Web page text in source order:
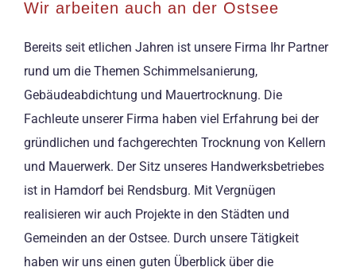
Wir arbeiten auch an der Ostsee
Bereits seit etlichen Jahren ist unsere Firma Ihr Partner
rund um die Themen Schimmelsanierung,
Gebäudeabdichtung und Mauertrocknung. Die
Fachleute unserer Firma haben viel Erfahrung bei der
gründlichen und fachgerechten Trocknung von Kellern
und Mauerwerk. Der Sitz unseres Handwerksbetriebes
ist in Hamdorf bei Rendsburg. Mit Vergnügen
realisieren wir auch Projekte in den Städten und
Gemeinden an der Ostsee. Durch unsere Tätigkeit
haben wir uns einen guten Überblick über die